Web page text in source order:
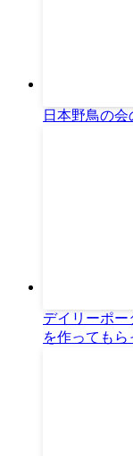
日本野鳥の
デイリーポ
を作ってもら